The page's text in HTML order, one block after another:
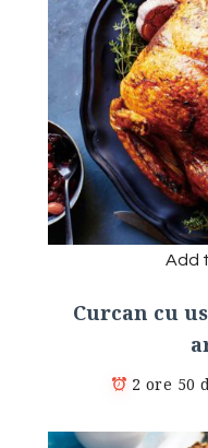
Add
Curcan cu
2 ore 50